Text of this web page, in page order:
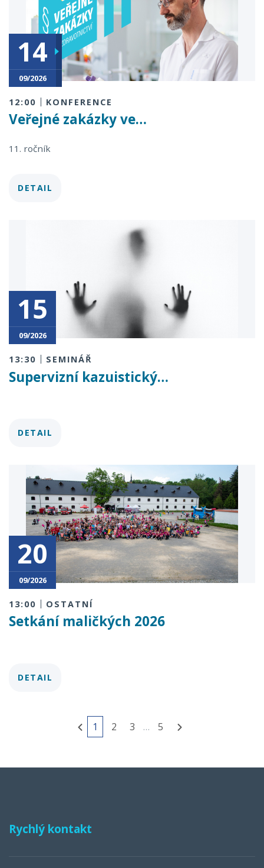
14
09/2026
16
09/2026
12:00 KONFERENCE
Veřejné zakázky ve…
11. ročník
DETAIL
15
09/2026
13:30 SEMINÁŘ
Supervizní kazuistický…
DETAIL
20
09/2026
13:00 OSTATNÍ
Setkání maličkých 2026
DETAIL
1 2 3 … 5
Rychlý kontakt